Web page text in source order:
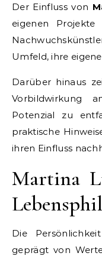
Der Einfluss von
eigenen Projekte
Umfeld, ihre
Darüber hinaus
Vorbildwirkung
Potenzial zu
praktische
ihren Einfluss
Martina
Die
geprägt von